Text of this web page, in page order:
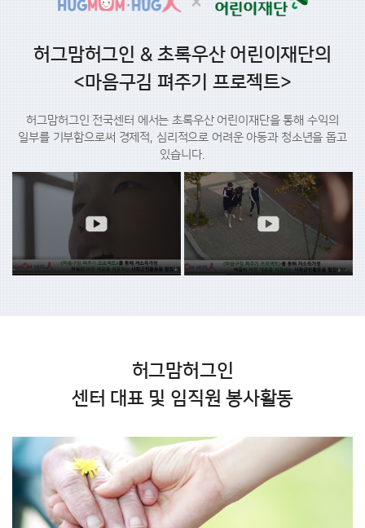
허그맘허그인 & 초록우산 어린이재단의
<마음구김 펴주기 프로젝트>
허그맘허그인 전국센터 에서는 초록우산 어린이재단을 통해 수익의
일부를 기부함으로써 경제적, 심리적으로 어려운 아동과 청소년을 돕고
있습니다.
허그맘허그인
센터 대표 및 임직원 봉사활동